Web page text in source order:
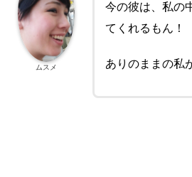
今の彼は、私の
てくれるもん！
ありのままの私
ムスメ